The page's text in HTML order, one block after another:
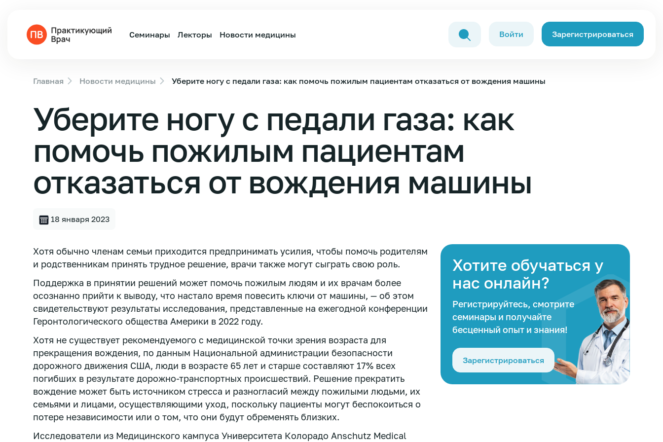
Семинары Лекторы Новости медицины Войти Зарегистрироваться
Главная Новости медицины Уберите ногу с педали газа: как помочь пожилым пациентам отказаться от вождения машины
Уберите ногу с педали газа: как
помочь пожилым пациентам
отказаться от вождения машины
18 января 2023
Хотя обычно членам семьи приходится предпринимать усилия, чтобы помочь родителям
и родственникам принять трудное решение, врачи также могут сыграть свою роль.
Поддержка в принятии решений может помочь пожилым людям и их врачам более
осознанно прийти к выводу, что настало время повесить ключи от машины, — об этом
свидетельствуют результаты исследования, представленные на ежегодной конференции
Геронтологического общества Америки в 2022 году.
Хотя не существует рекомендуемого с медицинской точки зрения возраста для
прекращения вождения, по данным Национальной администрации безопасности
дорожного движения США, люди в возрасте 65 лет и старше составляют 17% всех
погибших в результате дорожно-транспортных происшествий. Решение прекратить
вождение может быть источником стресса и разногласий между пожилыми людьми, их
семьями и лицами, осуществляющими уход, поскольку пациенты могут беспокоиться о
потере независимости или о том, что они будут обременять близких.
Исследователи из Медицинского кампуса Университета Колорадо Anschutz Medical
Хотите обучаться у
нас онлайн?
Регистрируйтесь, смотрите
семинары и получайте
бесценный опыт и знания!
Зарегистрироваться